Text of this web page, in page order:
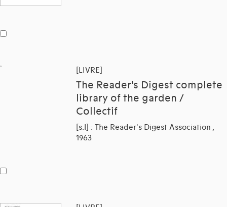
[LIVRE]
The Reader's Digest complete
library of the garden /
Collectif
[s.l] : The Reader's Digest Association ,
1963